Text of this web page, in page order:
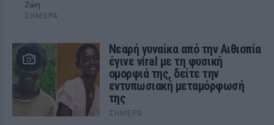
Ζώη
ΣΉΜΕΡΑ
Νεαρή γυναίκα από την Αιθιοπία
έγινε viral με τη φυσική
ομορφιά της, δείτε την
εντυπωσιακή μεταμόρφωσή
της
ΣΉΜΕΡΑ